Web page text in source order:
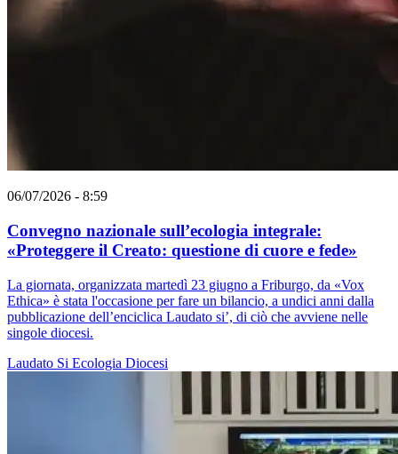
06/07/2026 - 8:59
Convegno nazionale sull’ecologia integrale:
«Proteggere il Creato: questione di cuore e fede»
La giornata, organizzata martedì 23 giugno a Friburgo, da «Vox
Ethica» è stata l'occasione per fare un bilancio, a undici anni dalla
pubblicazione dell’enciclica Laudato si’, di ciò che avviene nelle
singole diocesi.
Laudato Si Ecologia Diocesi